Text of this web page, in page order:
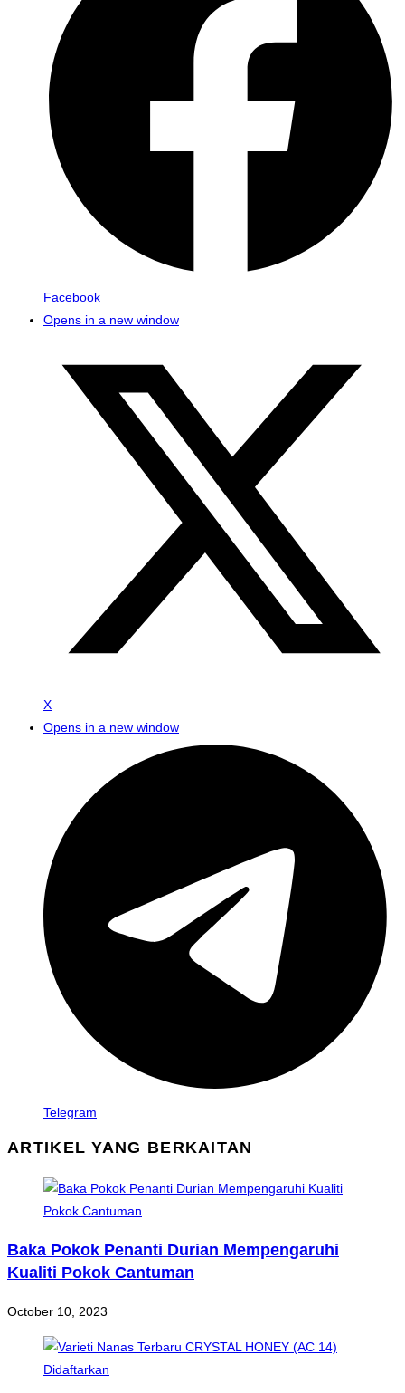
Facebook
Opens in a new window
X
Opens in a new window
Telegram
ARTIKEL YANG BERKAITAN
Baka Pokok Penanti Durian Mempengaruhi
Kualiti Pokok Cantuman
October 10, 2023